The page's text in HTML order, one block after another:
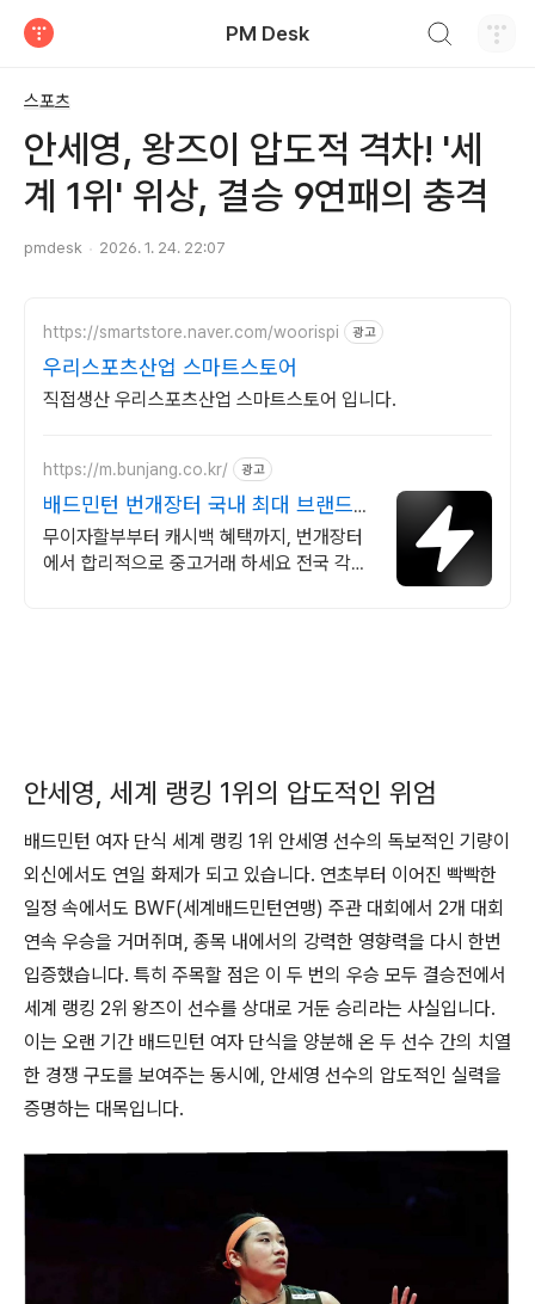
PM Desk
스포츠
안세영, 왕즈이 압도적 격차! '세
계 1위' 위상, 결승 9연패의 충격
pmdesk 2026. 1. 24. 22:07
https://smartstore.naver.com/woorispi 광고
우리스포츠산업 스마트스토어
직접생산 우리스포츠산업 스마트스토어 입니다.
https://m.bunjang.co.kr/ 광고
배드민턴 번개장터 국내 최대 브랜드
중고거래
무이자할부부터 캐시백 혜택까지, 번개장터
에서 합리적으로 중고거래 하세요 전국 각지
안세영, 세계 랭킹 1위의 압도적인 위엄
배드민턴 여자 단식 세계 랭킹 1위 안세영 선수의 독보적인 기량이
외신에서도 연일 화제가 되고 있습니다. 연초부터 이어진 빡빡한
일정 속에서도 BWF(세계배드민턴연맹) 주관 대회에서 2개 대회
연속 우승을 거머쥐며, 종목 내에서의 강력한 영향력을 다시 한번
입증했습니다. 특히 주목할 점은 이 두 번의 우승 모두 결승전에서
세계 랭킹 2위 왕즈이 선수를 상대로 거둔 승리라는 사실입니다.
이는 오랜 기간 배드민턴 여자 단식을 양분해 온 두 선수 간의 치열
한 경쟁 구도를 보여주는 동시에, 안세영 선수의 압도적인 실력을
증명하는 대목입니다.